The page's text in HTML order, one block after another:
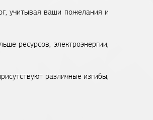
учитывая ваши пожелания и
ресурсов, электроэнергии,
различные изгибы,